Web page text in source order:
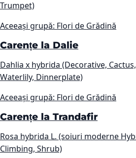
Trumpet)
Aceeași grupă: Flori de Grădină
Carențe la Dalie
Dahlia x hybrida (Decorative,
Waterlily, Dinnerplate)
Aceeași grupă: Flori de Grădină
Carențe la Trandafir
Rosa hybrida L. (soiuri moderne
Climbing, Shrub)